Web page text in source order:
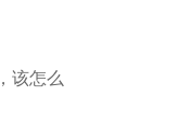
该怎么